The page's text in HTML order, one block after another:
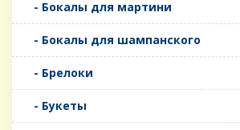
- Бокалы для мартини
- Бокалы для шампанского
- Брелоки
- Букеты